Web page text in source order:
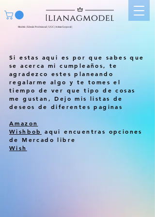
Modelo | Edecán Profesional | UGC | Artista Corporal |
Si estas aqui es por que sabes que
se acerca mi cumpleaños, te
agradezco estes planeando
regalarme algo y te tomes el
tiempo de ver que tipo de cosas
me gustan, Dejo mis listas de
deseos de diferentes paginas
Amazon
Wishbob
aqui encuentras opciones
de Mercado libre
Wish